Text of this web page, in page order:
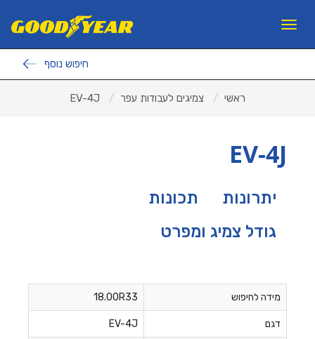
×
פנצ'ריות
ראשי
Toggle
חיפוש נוסף
ראשי צמיגים לעבודות עפר EV-4J
EV-4J
יתרונות
תכונות
גודל צמיג ומפרט
מידה לחיפוש 18.00R33
דגם EV-4J